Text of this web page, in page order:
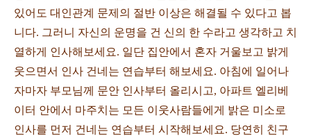
있어도 대인관계 문제의 절반 이상은 해결될 수 있다고 봅
니다. 그러니 자신의 운명을 건 신의 한 수라고 생각하고 치
열하게 인사해보세요. 일단 집안에서 혼자 거울보고 밝게
웃으면서 인사 건네는 연습부터 해보세요. 아침에 일어나
자마자 부모님께 문안 인사부터 올리시고, 아파트 엘리베
이터 안에서 마주치는 모든 이웃사람들에게 밝은 미소로
인사를 먼저 건네는 연습부터 시작해보세요. 당연히 친구